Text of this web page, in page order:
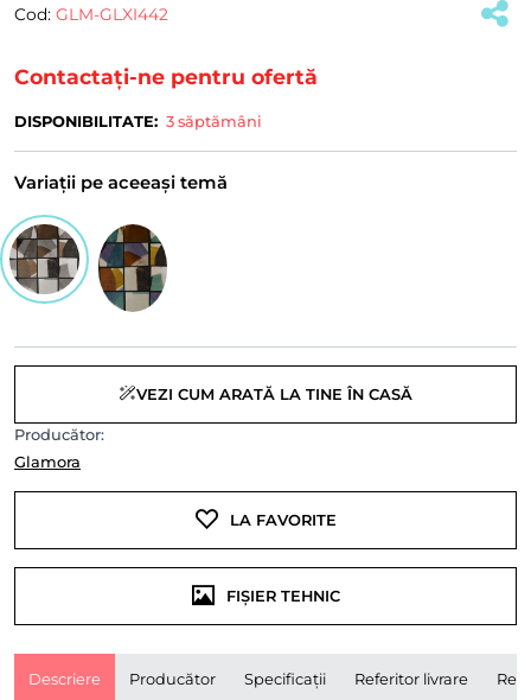
Cod: GLM-GLXI442
Contactați-ne pentru ofertă
DISPONIBILITATE: 3 săptămâni
Variații pe aceeași temă
VEZI CUM ARATĂ LA TINE ÎN CASĂ
Producător:
Glamora
LA FAVORITE
FIȘIER TEHNIC
Descriere Producător Specificații Referitor livrare